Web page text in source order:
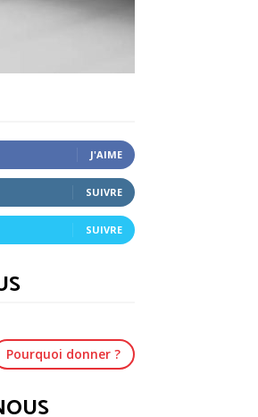
J'AIME
SUIVRE
SUIVRE
Pourquoi donner ?